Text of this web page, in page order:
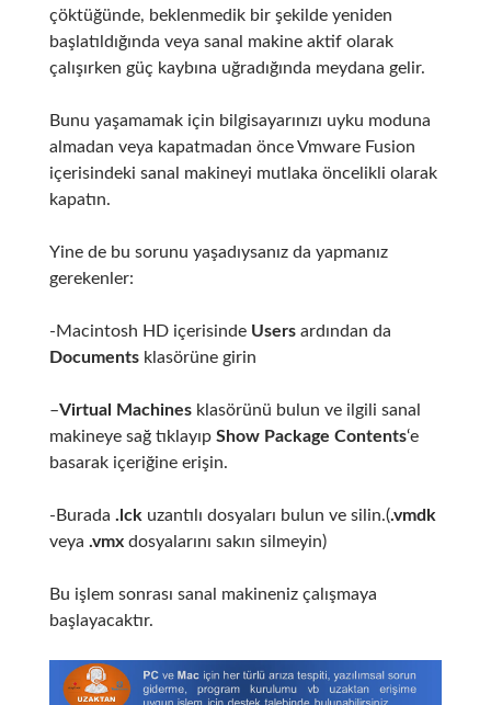
çöktüğünde, beklenmedik bir şekilde yeniden
başlatıldığında veya sanal makine aktif olarak
çalışırken güç kaybına uğradığında meydana gelir.
Bunu yaşamamak için bilgisayarınızı uyku moduna
almadan veya kapatmadan önce Vmware Fusion
içerisindeki sanal makineyi mutlaka öncelikli olarak
kapatın.
Yine de bu sorunu yaşadıysanız da yapmanız
gerekenler:
-Macintosh HD içerisinde Usersardından da
Documentsklasörüne girin
–Virtual Machinesklasörünü bulun ve ilgili sanal
makineye sağ tıklayıp Show Package Contents‘e
basarak içeriğine erişin.
-Burada .lckuzantılı dosyaları bulun ve silin.(.vmdk
veya .vmxdosyalarını sakın silmeyin)
Bu işlem sonrası sanal makineniz çalışmaya
başlayacaktır.